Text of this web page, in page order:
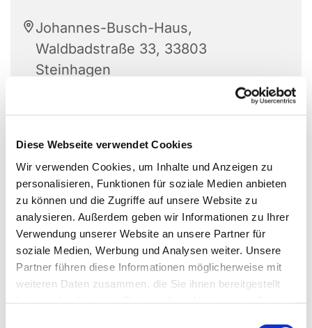
Diese Webseite verwendet Cookies
Wir verwenden Cookies, um Inhalte und Anzeigen zu
personalisieren, Funktionen für soziale Medien anbieten
zu können und die Zugriffe auf unsere Website zu
analysieren. Außerdem geben wir Informationen zu Ihrer
Verwendung unserer Website an unsere Partner für
soziale Medien, Werbung und Analysen weiter. Unsere
Partner führen diese Informationen möglicherweise mit
weiteren Daten zusammen, die Sie ihnen bereitgestellt
Johannes-Busch-Haus,
Waldbadstraße 33, 33803
Steinhagen